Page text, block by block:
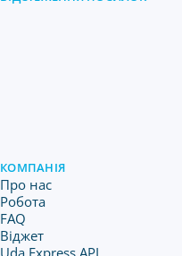
КОМПАНІЯ
Про нас
Робота
FAQ
Віджет
Uda Express API